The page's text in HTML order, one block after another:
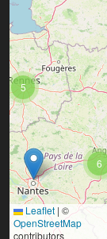
6
5
Leaflet | ©
OpenStreetMap
contributors